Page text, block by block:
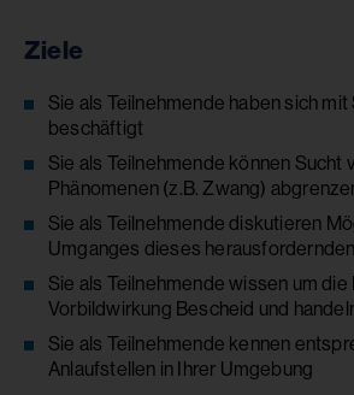
Ziele
Sie als Teilnehmende haben sich mit
beschäftigt
Sie als Teilnehmende können Sucht
Phänomenen (z.B. Zwang)
Sie als Teilnehmende diskutieren
Umganges dieses
Sie als Teilnehmende wissen um
Vorbildwirkung Bescheid und
Sie als Teilnehmende kennen
Anlaufstellen in Ihrer Umgebung